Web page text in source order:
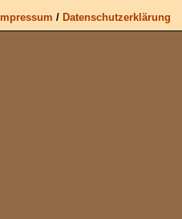
Impressum / Datenschutzerklärung